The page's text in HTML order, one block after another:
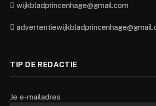
wijkbladprincenhage@gmail.com
TIP DE REDACTIE
Je e-mailadres